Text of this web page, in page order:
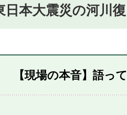
日本大震災の河川
【現場の本音】語っ